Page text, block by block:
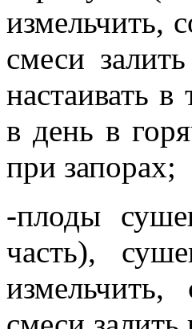
измельчить,
смеси
настаивать
в день в
при запорах;
-плоды
часть),